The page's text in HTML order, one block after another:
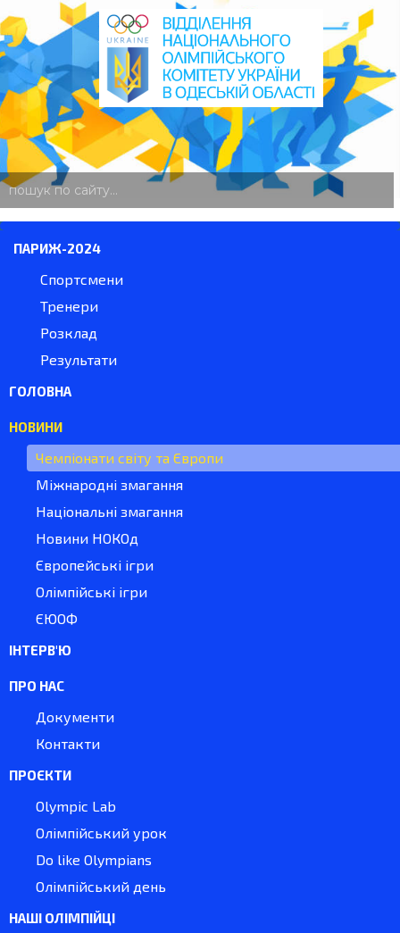
пошук
по
ПАРИЖ-2024
Спортсмени
Тренери
Розклад
Результати
ГОЛОВНА
НОВИНИ
Чемпіонати світу та Європи
Міжнародні змагання
Національні змагання
Новини НОКОд
Європейські ігри
Олімпійські ігри
ЄЮОФ
ІНТЕРВ'Ю
ПРО НАС
Документи
Контакти
ПРОЄКТИ
Olympic Lab
Олімпійський урок
Do like Olympians
Олімпійський день
НАШІ ОЛІМПІЙЦІ